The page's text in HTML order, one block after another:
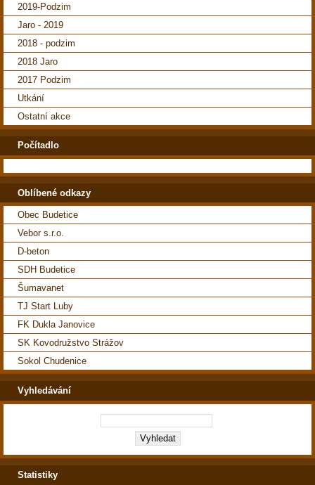
2019-Podzim
Jaro - 2019
2018 - podzim
2018 Jaro
2017 Podzim
Utkání
Ostatní akce
Počítadlo
Oblíbené odkazy
Obec Budetice
Vebor s.r.o.
D-beton
SDH Budetice
Šumavanet
TJ Start Luby
FK Dukla Janovice
SK Kovodružstvo Strážov
Sokol Chudenice
Vyhledávání
Statistiky